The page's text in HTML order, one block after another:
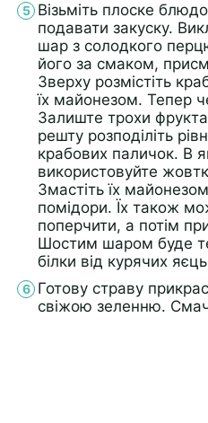
Візьміть плоске
подавати закуску.
шар з солодкого
його за смаком,
Зверху розмістіть
їх майонезом. Тепер
Залиште трохи
решту розподіліть
крабових паличок. В
використовуйте
Змастіть їх
помідори. Їх також
поперчити, а потім
Шостим шаром буде
білки від курячих
Готову страву
свіжою зеленню.